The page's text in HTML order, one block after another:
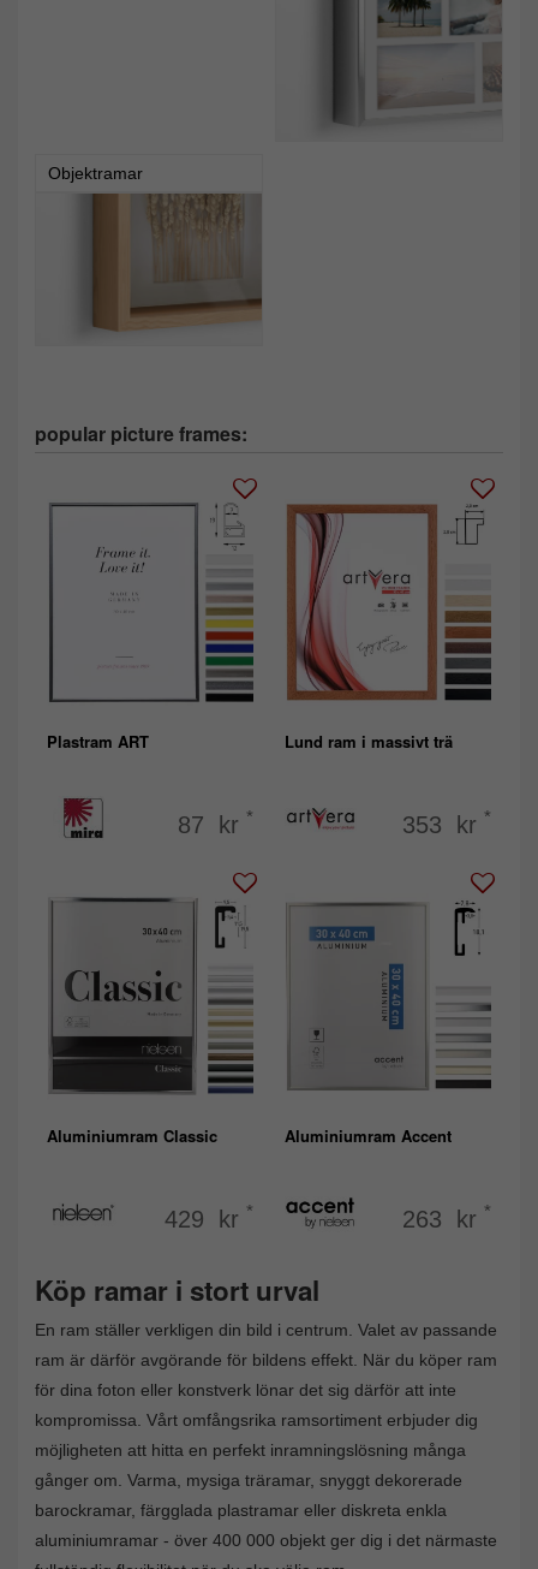
Objektramar
popular picture frames:
Plastram ART
87 kr *
Lund ram i massivt trä
353 kr *
Aluminiumram Classic
429 kr *
Aluminiumram Accent
263 kr *
Köp ramar i stort urval
En ram ställer verkligen din bild i centrum. Valet av passande
ram är därför avgörande för bildens effekt. När du köper ram
för dina foton eller konstverk lönar det sig därför att inte
kompromissa. Vårt omfångsrika ramsortiment erbjuder dig
möjligheten att hitta en perfekt inramningslösning många
gånger om. Varma, mysiga träramar, snyggt dekorerade
barockramar, färgglada plastramar eller diskreta enkla
aluminiumramar - över 400 000 objekt ger dig i det närmaste